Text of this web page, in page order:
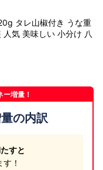
タレ山椒付き うな重
気 美味しい 小分け 八
増量！
の内訳
すと
！